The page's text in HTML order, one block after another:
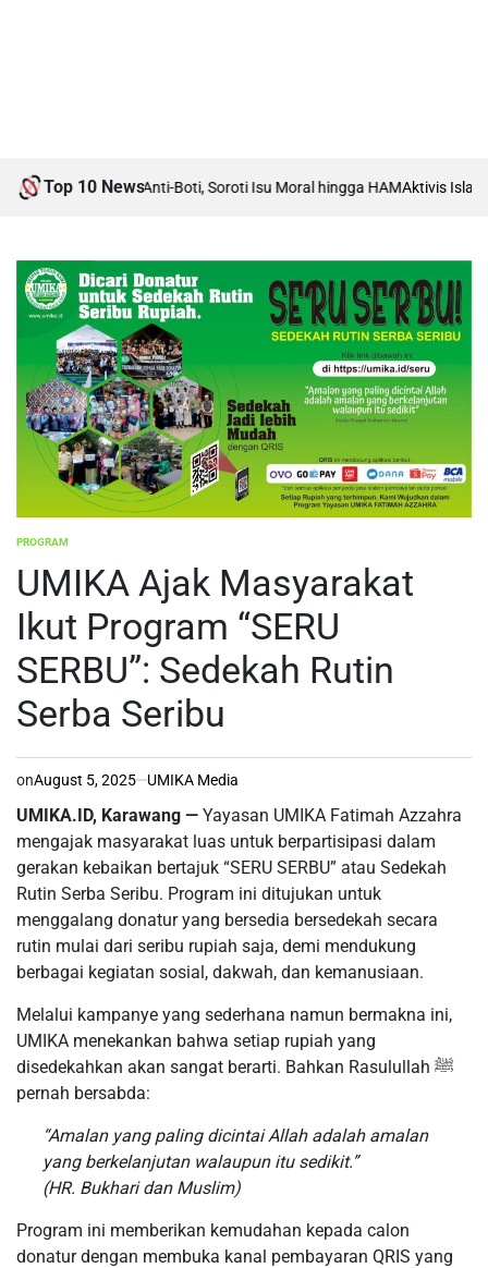
Top 10 News
Debat Boti vs Anti-Boti, Soroti Isu Moral hingga HAM Aktivis Islam
POSTED
PROGRAM
UMIKA Ajak Masyarakat
Ikut Program “SERU
SERBU”: Sedekah Rutin
Serba Seribu
onAugust 5, 2025 UMIKA Media
UMIKA.ID, Karawang — Yayasan UMIKA Fatimah Azzahra
mengajak masyarakat luas untuk berpartisipasi dalam
gerakan kebaikan bertajuk “SERU SERBU” atau Sedekah
Rutin Serba Seribu. Program ini ditujukan untuk
menggalang donatur yang bersedia bersedekah secara
rutin mulai dari seribu rupiah saja, demi mendukung
berbagai kegiatan sosial, dakwah, dan kemanusiaan.
Melalui kampanye yang sederhana namun bermakna ini,
UMIKA menekankan bahwa setiap rupiah yang
disedekahkan akan sangat berarti. Bahkan Rasulullah ﷺ
pernah bersabda:
“Amalan yang paling dicintai Allah adalah amalan
yang berkelanjutan walaupun itu sedikit.”
(HR. Bukhari dan Muslim)
Program ini memberikan kemudahan kepada calon
donatur dengan membuka kanal pembayaran QRIS yang